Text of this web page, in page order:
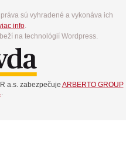
sú vyhradené a vykonáva ich
info.
na technológií Wordpress.
a.s. zabezpečuje ARBERTO GROUP
.